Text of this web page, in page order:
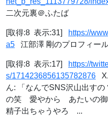
二次元裏＠ふたば
[取得:8 表示:31]
https://
a5 江部澤 剛のプロフィー
[取得:8 表示:17]
https://
s/1714236856135782876 X
ん: 「なんでSNS沢山出す
の笑 愛やから あたいの御
精子出ちゃうやろ ...